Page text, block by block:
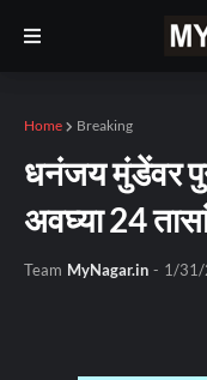
Home Breaking
धनंजय मुंडेंवर
अवघ्या 24
Team MyNagar.in - 1/31/